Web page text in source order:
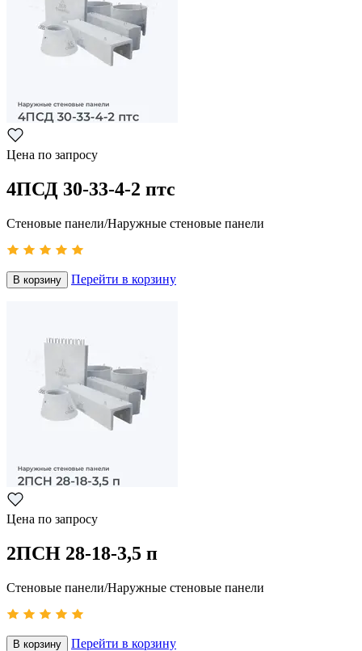
Цена по запросу
4ПСД 30-33-4-2 птс
Стеновые панели/Наружные стеновые панели
В корзину Перейти в корзину
Цена по запросу
2ПСН 28-18-3,5 п
Стеновые панели/Наружные стеновые панели
В корзину Перейти в корзину